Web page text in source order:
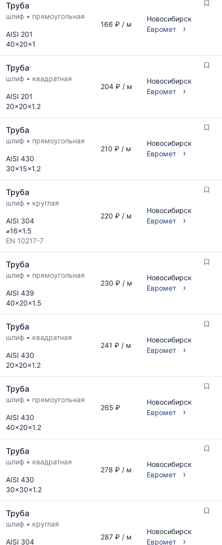
данным
прайс-
листов
поставщиков
месяц.
Статистика
по
актуальным
предложениям
и
обновляется
мере
обновления
прайс-
листов.
цен
на
указанием
ГОСТ,
размеров
по
запросу
Труба
шлиф • прямоугольная
AISI 201
40x20x1
166 ₽ / м
Новосибирск
Евромет
›
Труба
шлиф • квадратная
AISI 201
20x20x1.2
204 ₽ / м
Новосибирск
Евромет
›
Труба
шлиф • прямоугольная
AISI 430
30x15x1.2
210 ₽ / м
Новосибирск
Евромет
›
Труба
шлиф • круглая
AISI 304
⌀16x1.5
EN 10217-7
220 ₽ / м
Новосибирск
Евромет
›
Труба
шлиф • прямоугольная
AISI 439
40x20x1.5
230 ₽ / м
Новосибирск
Евромет
›
Труба
шлиф • квадратная
AISI 430
20x20x1.2
241 ₽ / м
Новосибирск
Евромет
›
Труба
шлиф • прямоугольная
AISI 430
40x20x1.2
265 ₽
Новосибирск
Евромет
›
Труба
шлиф • квадратная
AISI 430
30x30x1.2
278 ₽ / м
Новосибирск
Евромет
›
Труба
шлиф • круглая
AISI 304
287 ₽ / м
Новосибирск
Евромет
›